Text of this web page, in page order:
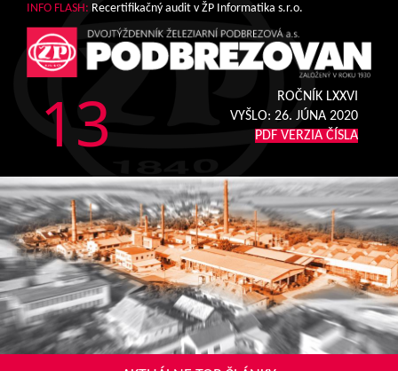
INFO FLASH: Recertifikačný audit v ŽP Informatika s.r.o.
13
ROČNÍK LXXVI
VYŠLO: 26. JÚNA 2020
PDF VERZIA ČÍSLA